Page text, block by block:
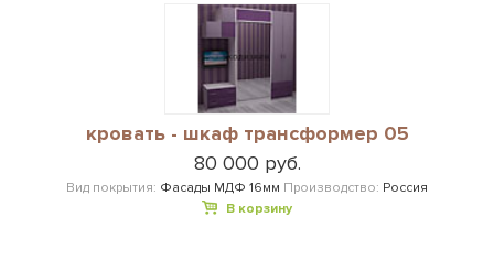
кровать - шкаф трансформер 05
80 000 руб.
Вид покрытия: Фасады МДФ 16мм Производство: Россия
В корзину